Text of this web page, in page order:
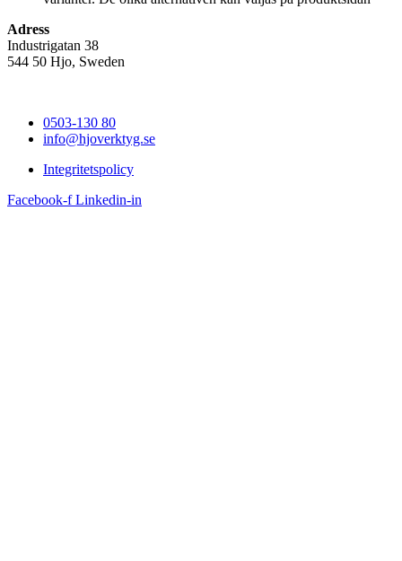
Adress
Industrigatan 38
544 50 Hjo, Sweden
0503-130 80
info@hjoverktyg.se
Integritetspolicy
Facebook-f Linkedin-in